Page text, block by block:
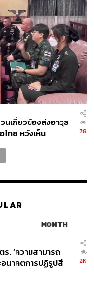
เกี่ยวข้องส่งอาวุธ
ทย หวังเห็น
78
MONTH
. ‘ความสามารถ
อนาคตการปฏิรูปสี
2K